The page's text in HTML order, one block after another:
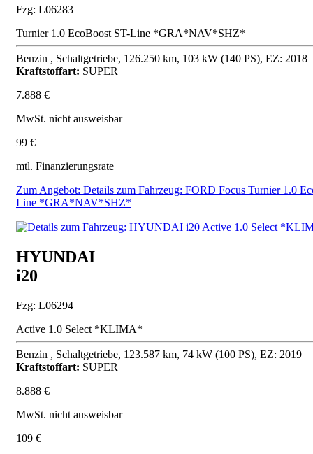
Fzg: L06283
Turnier 1.0 EcoBoost ST-Line *GRA*NAV*SHZ*
Benzin , Schaltgetriebe, 126.250 km, 103 kW (140 PS), EZ: 2018
Kraftstoffart: SUPER
7.888 €
MwSt. nicht ausweisbar
99 €
mtl. Finanzierungsrate
Zum Angebot: Details zum Fahrzeug: FORD Focus Turnier 1.0
Line *GRA*NAV*SHZ*
HYUNDAI
i20
Fzg: L06294
Active 1.0 Select *KLIMA*
Benzin , Schaltgetriebe, 123.587 km, 74 kW (100 PS), EZ: 2019
Kraftstoffart: SUPER
8.888 €
MwSt. nicht ausweisbar
109 €